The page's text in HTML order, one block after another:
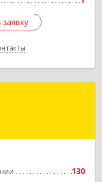
130
Каменск-Уральский